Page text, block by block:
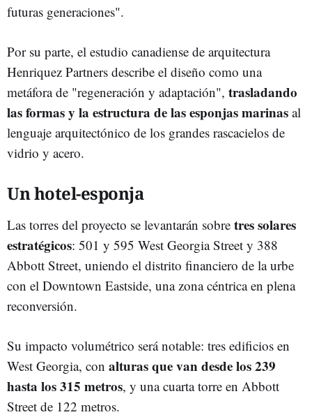
futuras generaciones".
Por su parte, el estudio canadiense de arquitectura
Henriquez Partners describe el diseño como una
metáfora de "regeneración y adaptación", trasladando
las formas y la estructura de las esponjas marinas al
lenguaje arquitectónico de los grandes rascacielos de
vidrio y acero.
Un hotel-esponja
Las torres del proyecto se levantarán sobre tres solares
estratégicos: 501 y 595 West Georgia Street y 388
Abbott Street, uniendo el distrito financiero de la urbe
con el Downtown Eastside, una zona céntrica en plena
reconversión.
Su impacto volumétrico será notable: tres edificios en
West Georgia, con alturas que van desde los 239
hasta los 315 metros, y una cuarta torre en Abbott
Street de 122 metros.